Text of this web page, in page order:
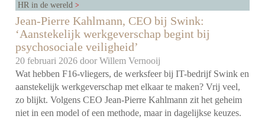
HR in de wereld
Jean-Pierre Kahlmann, CEO bij Swink:
‘Aanstekelijk werkgeverschap begint bij
psychosociale veiligheid’
20 februari 2026 doorWillem Vernooij
Wat hebben F16-vliegers, de werksfeer bij IT-bedrijf Swink en
aanstekelijk werkgeverschap met elkaar te maken? Vrij veel,
zo blijkt. Volgens CEO Jean-Pierre Kahlmann zit het geheim
niet in een model of een methode, maar in dagelijkse keuzes.